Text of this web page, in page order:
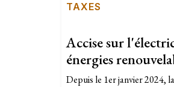
TAXES
Accise sur
énergies
Depuis le 1er janvier 2024,